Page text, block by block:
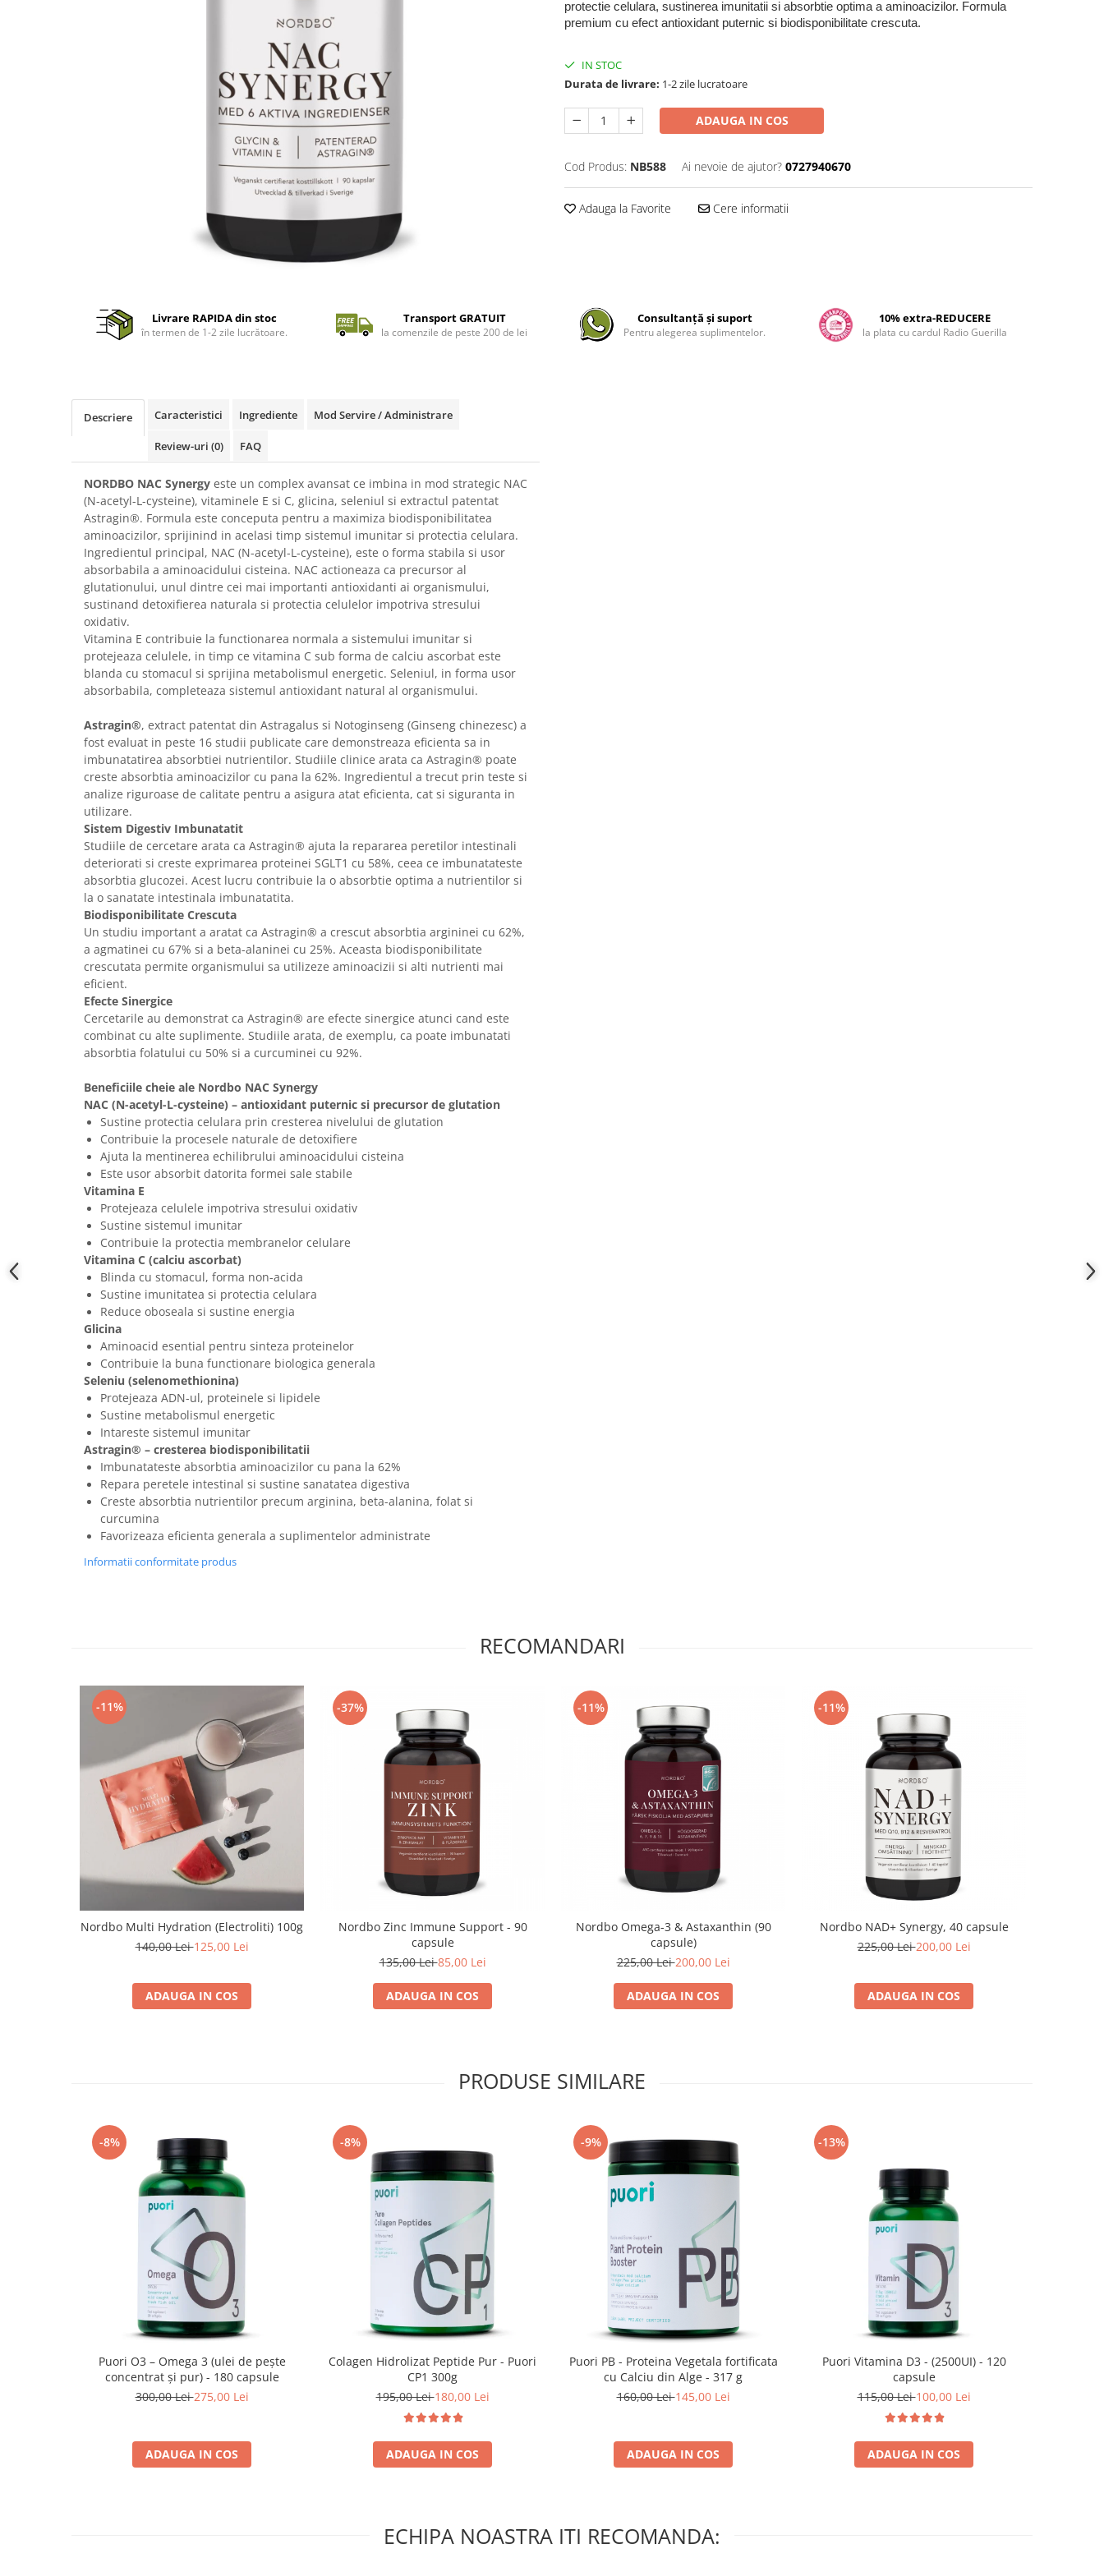
protectie celulara, sustinerea imunitatii si absorbtie optima a aminoacizilor. Formula
premium cu efect antioxidant puternic si biodisponibilitate crescuta.
IN STOC
Durata de livrare: 1-2 zile lucratoare
ADAUGA IN COS
Cod Produs: NB588 Ai nevoie de ajutor? 0727940670
Adauga la Favorite Cere informatii
Livrare RAPIDA din stoc
în termen de 1-2 zile lucrătoare.
Transport GRATUIT
la comenzile de peste 200 de lei
Consultanță și suport
Pentru alegerea suplimentelor.
10% extra-REDUCERE
la plata cu cardul Radio Guerilla
Descriere Caracteristici Ingrediente Mod Servire / Administrare
Review-uri (0) FAQ
NORDBO NAC Synergy este un complex avansat ce imbina in mod strategic NAC
(N-acetyl-L-cysteine), vitaminele E si C, glicina, seleniul si extractul patentat
Astragin®. Formula este conceputa pentru a maximiza biodisponibilitatea
aminoacizilor, sprijinind in acelasi timp sistemul imunitar si protectia celulara.
Ingredientul principal, NAC (N-acetyl-L-cysteine), este o forma stabila si usor
absorbabila a aminoacidului cisteina. NAC actioneaza ca precursor al
glutationului, unul dintre cei mai importanti antioxidanti ai organismului,
sustinand detoxifierea naturala si protectia celulelor impotriva stresului
oxidativ.
Vitamina E contribuie la functionarea normala a sistemului imunitar si
protejeaza celulele, in timp ce vitamina C sub forma de calciu ascorbat este
blanda cu stomacul si sprijina metabolismul energetic. Seleniul, in forma usor
absorbabila, completeaza sistemul antioxidant natural al organismului.
Astragin®, extract patentat din Astragalus si Notoginseng (Ginseng chinezesc) a
fost evaluat in peste 16 studii publicate care demonstreaza eficienta sa in
imbunatatirea absorbtiei nutrientilor. Studiile clinice arata ca Astragin® poate
creste absorbtia aminoacizilor cu pana la 62%. Ingredientul a trecut prin teste si
analize riguroase de calitate pentru a asigura atat eficienta, cat si siguranta in
utilizare.
Sistem Digestiv Imbunatatit
Studiile de cercetare arata ca Astragin® ajuta la repararea peretilor intestinali
deteriorati si creste exprimarea proteinei SGLT1 cu 58%, ceea ce imbunatateste
absorbtia glucozei. Acest lucru contribuie la o absorbtie optima a nutrientilor si
la o sanatate intestinala imbunatatita.
Biodisponibilitate Crescuta
Un studiu important a aratat ca Astragin® a crescut absorbtia argininei cu 62%,
a agmatinei cu 67% si a beta-alaninei cu 25%. Aceasta biodisponibilitate
crescutata permite organismului sa utilizeze aminoacizii si alti nutrienti mai
eficient.
Efecte Sinergice
Cercetarile au demonstrat ca Astragin® are efecte sinergice atunci cand este
combinat cu alte suplimente. Studiile arata, de exemplu, ca poate imbunatati
absorbtia folatului cu 50% si a curcuminei cu 92%.
Beneficiile cheie ale Nordbo NAC Synergy
NAC (N-acetyl-L-cysteine) – antioxidant puternic si precursor de glutation
Sustine protectia celulara prin cresterea nivelului de glutation
Contribuie la procesele naturale de detoxifiere
Ajuta la mentinerea echilibrului aminoacidului cisteina
Este usor absorbit datorita formei sale stabile
Vitamina E
Protejeaza celulele impotriva stresului oxidativ
Sustine sistemul imunitar
Contribuie la protectia membranelor celulare
Vitamina C (calciu ascorbat)
Blinda cu stomacul, forma non-acida
Sustine imunitatea si protectia celulara
Reduce oboseala si sustine energia
Glicina
Aminoacid esential pentru sinteza proteinelor
Contribuie la buna functionare biologica generala
Seleniu (selenomethionina)
Protejeaza ADN-ul, proteinele si lipidele
Sustine metabolismul energetic
Intareste sistemul imunitar
Astragin® – cresterea biodisponibilitatii
Imbunatateste absorbtia aminoacizilor cu pana la 62%
Repara peretele intestinal si sustine sanatatea digestiva
Creste absorbtia nutrientilor precum arginina, beta-alanina, folat si
curcumina
Favorizeaza eficienta generala a suplimentelor administrate
Informatii conformitate produs
RECOMANDARI
-11%
Nordbo Multi Hydration (Electroliti) 100g
140,00 Lei125,00 Lei
ADAUGA IN COS
-37%
Nordbo Zinc Immune Support - 90
capsule
135,00 Lei85,00 Lei
ADAUGA IN COS
-11%
Nordbo Omega-3 & Astaxanthin (90
capsule)
225,00 Lei200,00 Lei
ADAUGA IN COS
-11%
Nordbo NAD+ Synergy, 40 capsule
225,00 Lei200,00 Lei
ADAUGA IN COS
PRODUSE SIMILARE
-8%
Puori O3 – Omega 3 (ulei de pește
concentrat și pur) - 180 capsule
300,00 Lei275,00 Lei
ADAUGA IN COS
-8%
Colagen Hidrolizat Peptide Pur - Puori
CP1 300g
195,00 Lei180,00 Lei
ADAUGA IN COS
-9%
Puori PB - Proteina Vegetala fortificata
cu Calciu din Alge - 317 g
160,00 Lei145,00 Lei
ADAUGA IN COS
-13%
Puori Vitamina D3 - (2500UI) - 120
capsule
115,00 Lei100,00 Lei
ADAUGA IN COS
ECHIPA NOASTRA ITI RECOMANDA: